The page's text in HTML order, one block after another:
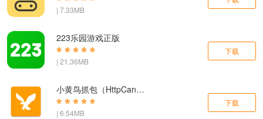
| 7.33MB
223乐园游戏正版
| 21.36MB
下载
小黄鸟抓包（HttpCanary）软件高级版本
| 6.54MB
下载